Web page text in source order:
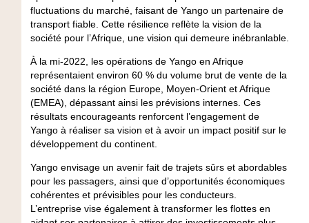
fluctuations du marché, faisant de Yango un partenaire de
transport fiable. Cette résilience reflète la vision de la
société pour l’Afrique, une vision qui demeure inébranlable.
À la mi-2022, les opérations de Yango en Afrique
représentaient environ 60 % du volume brut de vente de la
société dans la région Europe, Moyen-Orient et Afrique
(EMEA), dépassant ainsi les prévisions internes. Ces
résultats encourageants renforcent l’engagement de
Yango à réaliser sa vision et à avoir un impact positif sur le
développement du continent.
Yango envisage un avenir fait de trajets sûrs et abordables
pour les passagers, ainsi que d’opportunités économiques
cohérentes et prévisibles pour les conducteurs.
L’entreprise vise également à transformer les flottes en